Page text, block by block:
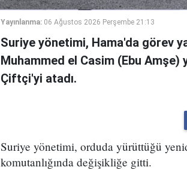
Yayınlanma: 06 Ağustos 2026 Perşembe 21:13
Suriye yönetimi, Hama'da görev
Muhammed el Casim (Ebu
Çiftçi'yi atadı.
Suriye yönetimi, orduda yürüttüğü
komutanlığında değişikliğe gitti.